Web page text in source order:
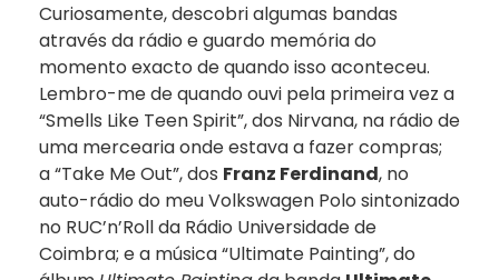
Curiosamente, descobri algumas bandas
através da rádio e guardo memória do
momento exacto de quando isso aconteceu.
Lembro-me de quando ouvi pela primeira vez a
“Smells Like Teen Spirit”, dos Nirvana, na rádio de
uma mercearia onde estava a fazer compras;
a “Take Me Out”, dos Franz Ferdinand, no
auto-rádio do meu Volkswagen Polo sintonizado
no RUC’n’Roll da Rádio Universidade de
Coimbra; e a música “Ultimate Painting”, do